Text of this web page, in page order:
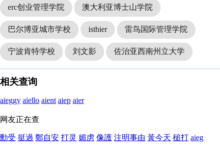
erc创业管理学院 澳大利亚博士山学院
巴尔博亚城市学校 isthier 雷鸟国际管理学院
宁波肯特学校 刘文影 佐治亚西南州立大学
相关查询
aieggy aiello aient aiep aier
网友正在查
勳受 挺過 鄭自安 打灵 媚虏 像護 注明事由 黃今天 槌打 aieg